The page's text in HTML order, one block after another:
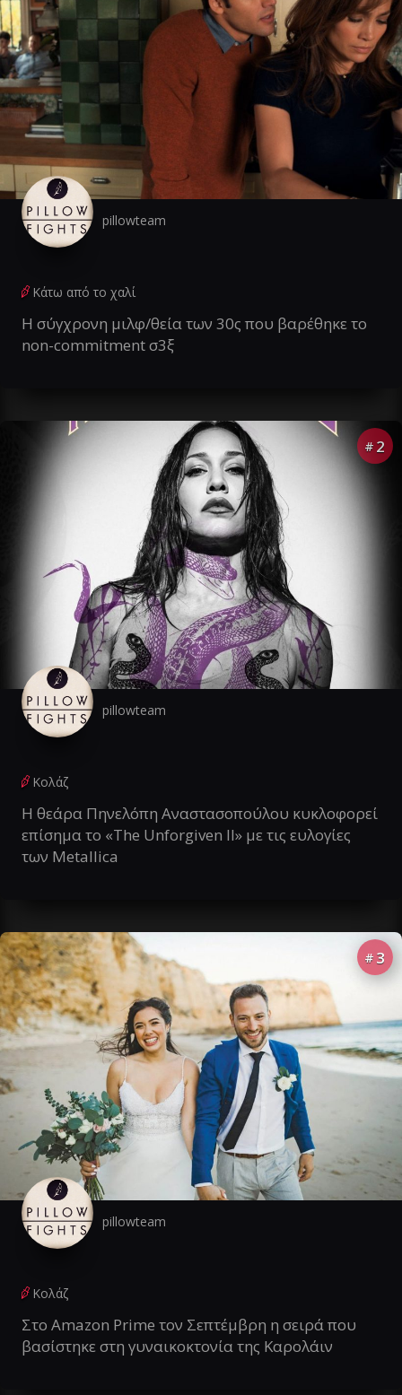
pillowteam
Κάτω από το χαλί
Η σύγχρονη μιλφ/θεία των 30ς που βαρέθηκε το
non-commitment σ3ξ
# 2
pillowteam
Κολάζ
Η θεάρα Πηνελόπη Αναστασοπούλου κυκλοφορεί
επίσημα το «The Unforgiven II» με τις ευλογίες
των Metallica
# 3
pillowteam
Κολάζ
Στο Amazon Prime τον Σεπτέμβρη η σειρά που
βασίστηκε στη γυναικοκτονία της Καρολάιν